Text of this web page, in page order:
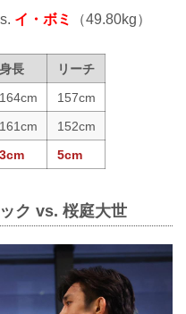
イ・ボミ （49.80kg）
身長
リーチ
164cm
157cm
161cm
152cm
3cm 5cm
ク vs. 桜庭大世